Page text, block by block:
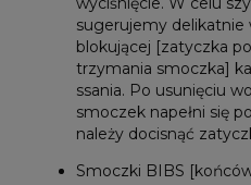
sugerujemy delikatnie
blokującej [zatyczka
trzymania smoczka]
ssania. Po usunięciu
smoczek napełni się
należy docisnąć
Smoczki BIBS